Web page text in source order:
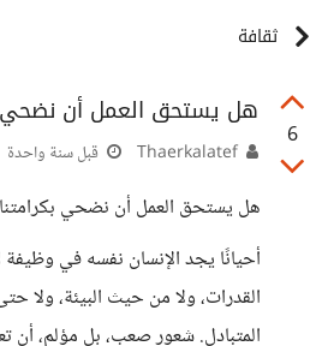
ثقافة
6
هل يستحق العمل أن نضحي
قبل سنة واحدة
هل يستحق العمل أن نضحي
أحيانًا يجد الإنسان نفسه في
القدرات، ولا من حيث البيئة، ولا
المتبادل. شعور صعب، بل مؤلم، أن